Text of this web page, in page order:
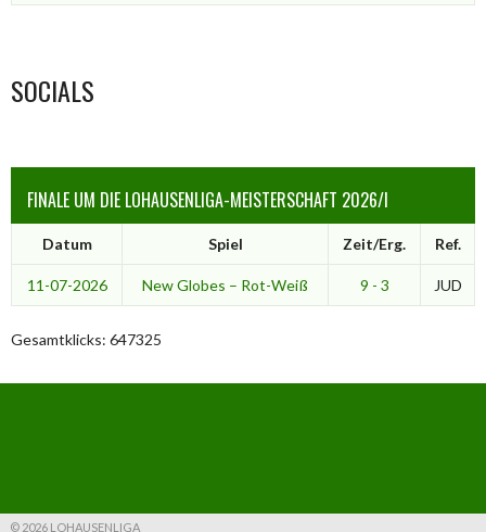
SOCIALS
FINALE UM DIE LOHAUSENLIGA-MEISTERSCHAFT 2026/I
Datum Spiel Zeit/Erg. Ref.
11-07-2026 New Globes – Rot-Weiß 9 - 3 JUD
Gesamtklicks: 647325
© 2026 LOHAUSENLIGA